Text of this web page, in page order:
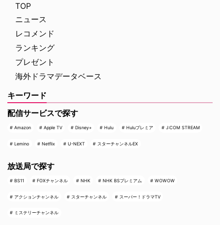
ー＝スパイダーマンの新たなる物
ド・ニュー・デイ』が大ヒット …
TOP
ニュース
レコメンド
ランキング
プレゼント
海外ドラマデータベース
キーワード
配信サービスで探す
Amazon Apple TV Disney+ Hulu Huluプレミア J:COM STREAM
Lemino Netflix U-NEXT スターチャンネルEX
放送局で探す
BS11 FOXチャンネル NHK NHK BSプレミアム WOWOW
アクションチャンネル スターチャンネル スーパー！ドラマTV
ミステリーチャンネル